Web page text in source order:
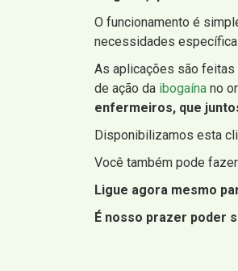
O funcionamento é
necessidades
As aplicações são feitas
de ação da ibogaína no
enfermeiros, que
Disponibilizamos esta
Você também pode
Ligue agora mesmo
É nosso prazer poder